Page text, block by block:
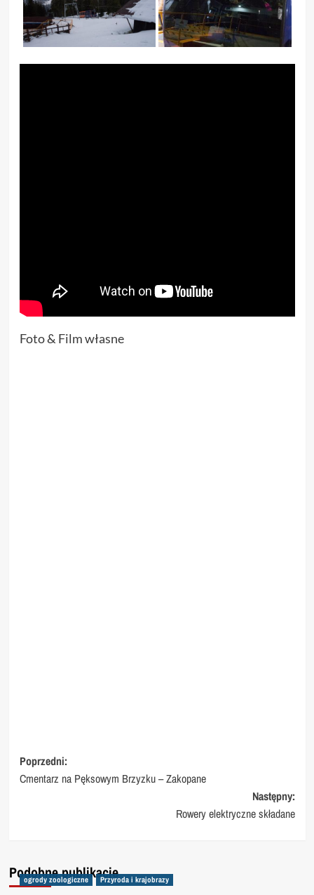
Foto & Film własne
Nawigacja
wpisu
Poprzedni:
Cmentarz na Pęksowym Brzyzku – Zakopane
Następny:
Rowery elektryczne składane
Podobne publikacje
ogrody zoologiczne Przyroda i krajobrazy